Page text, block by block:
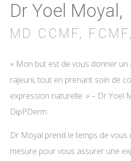
Dr Yoel Moyal,
MD CCMF,
« Mon but est de vous donner
rajeuni, tout en prenant soin de
expression naturelle. » – Dr Yoel
DipPDerm
Dr Moyal prend le temps de
mesure pour vous assurer une